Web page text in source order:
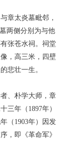
章太炎墓毗邻，
两侧分别为与他
张苍水祠。祠堂
，高三米，四壁
悲壮一生。
、朴学大师，章
三年（1897年）
（1903年）因发
，即《革命军》